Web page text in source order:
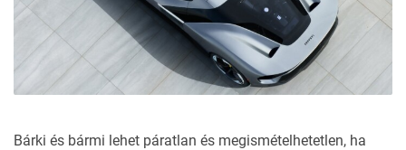
Bárki és bármi lehet páratlan és megismételhetetlen, ha